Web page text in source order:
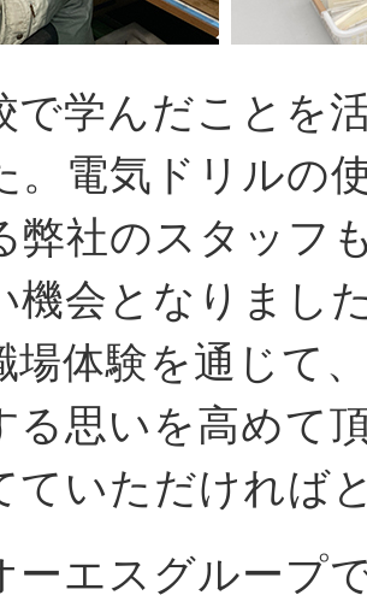
で学んだことを
。電気ドリルの
弊社のスタッフ
機会となりまし
場体験を通じて
る思いを高めて
ていただければ
ーエスグループ